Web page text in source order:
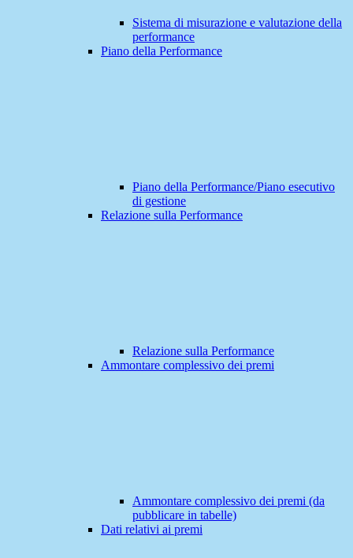
Sistema di misurazione e valutazione della
performance
Piano della Performance
Piano della Performance/Piano esecutivo
di gestione
Relazione sulla Performance
Relazione sulla Performance
Ammontare complessivo dei premi
Ammontare complessivo dei premi (da
pubblicare in tabelle)
Dati relativi ai premi